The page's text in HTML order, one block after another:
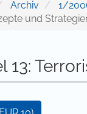
Archiv
1/
und
13: